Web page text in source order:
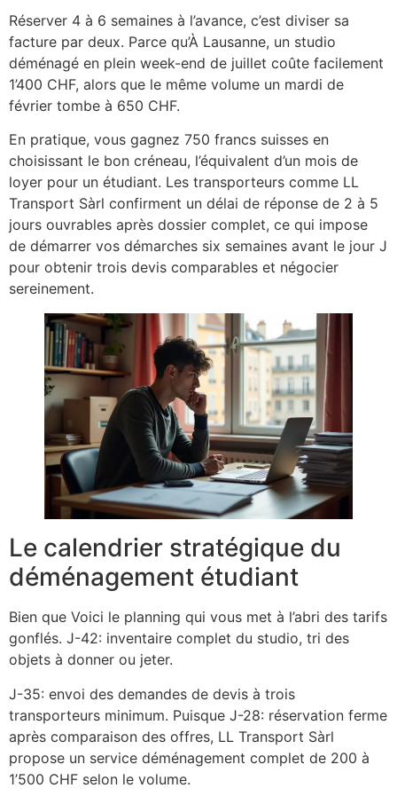
Réserver 4 à 6 semaines à l’avance, c’est diviser sa
facture par deux. Parce qu’À Lausanne, un studio
déménagé en plein week-end de juillet coûte facilement
1’400 CHF, alors que le même volume un mardi de
février tombe à 650 CHF.
En pratique, vous gagnez 750 francs suisses en
choisissant le bon créneau, l’équivalent d’un mois de
loyer pour un étudiant. Les transporteurs comme LL
Transport Sàrl confirment un délai de réponse de 2 à 5
jours ouvrables après dossier complet, ce qui impose
de démarrer vos démarches six semaines avant le jour J
pour obtenir trois devis comparables et négocier
sereinement.
Le calendrier stratégique du
déménagement étudiant
Bien que Voici le planning qui vous met à l’abri des tarifs
gonflés. J-42: inventaire complet du studio, tri des
objets à donner ou jeter.
J-35: envoi des demandes de devis à trois
transporteurs minimum. Puisque J-28: réservation ferme
après comparaison des offres, LL Transport Sàrl
propose un service déménagement complet de 200 à
1’500 CHF selon le volume.